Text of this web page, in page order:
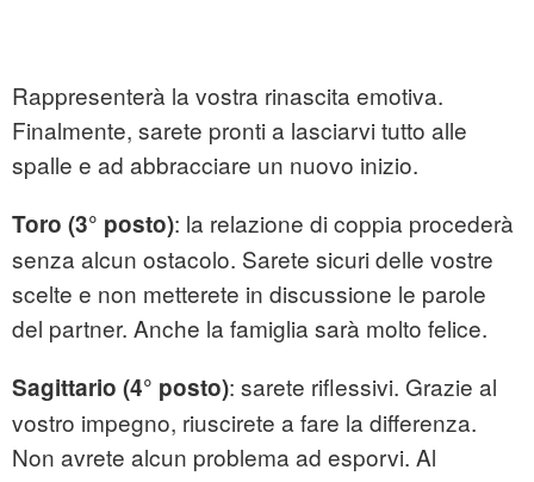
Rappresenterà la vostra rinascita emotiva.
Finalmente, sarete pronti a lasciarvi tutto alle
spalle e ad abbracciare un nuovo inizio.
Toro (3° posto): la relazione di coppia procederà
senza alcun ostacolo. Sarete sicuri delle vostre
scelte e non metterete in discussione le parole
del partner. Anche la famiglia sarà molto felice.
Sagittario (4° posto): sarete riflessivi. Grazie al
vostro impegno, riuscirete a fare la differenza.
Non avrete alcun problema ad esporvi. Al